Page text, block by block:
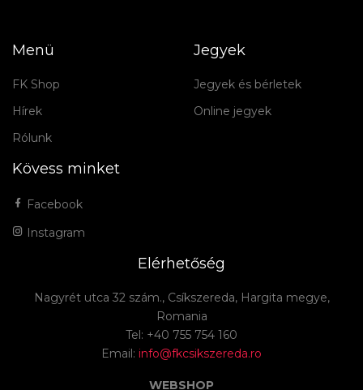
Menü
FK Shop
Hírek
Rólunk
Jegyek
Jegyek és bérletek
Online jegyek
Kövess minket
Facebook
Instagram
Elérhetőség
Nagyrét utca 32 szám., Csíkszereda, Hargita megye,
Romania
Tel: +40 755 754 160
Email: info@fkcsikszereda.ro
WEBSHOP